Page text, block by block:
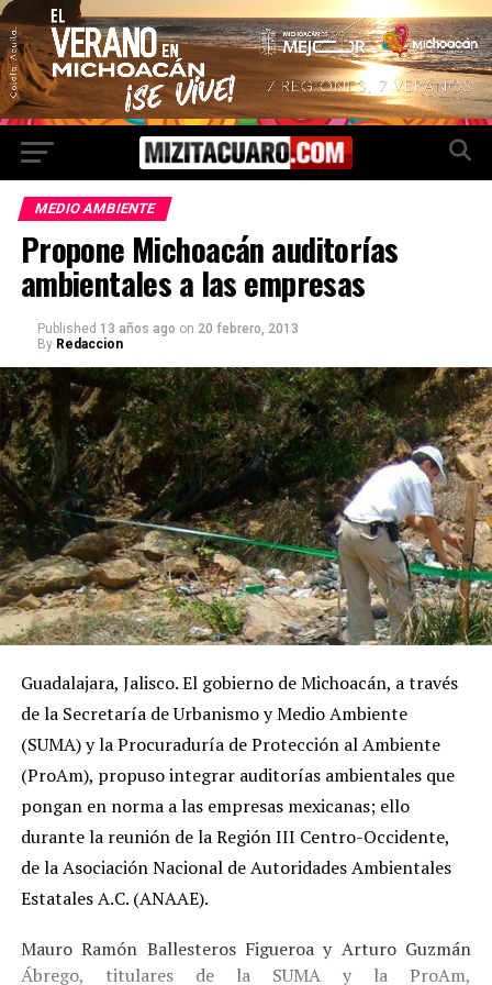
MEDIO AMBIENTE
Propone Michoacán auditorías
ambientales a las empresas
Published 13 años ago on 20 febrero, 2013
By Redaccion
Guadalajara, Jalisco. El gobierno de Michoacán, a través
de la Secretaría de Urbanismo y Medio Ambiente
(SUMA) y la Procuraduría de Protección al Ambiente
(ProAm), propuso integrar auditorías ambientales que
pongan en norma a las empresas mexicanas; ello
durante la reunión de la Región III Centro-Occidente,
de la Asociación Nacional de Autoridades Ambientales
Estatales A.C. (ANAAE).
Mauro Ramón Ballesteros Figueroa y Arturo Guzmán
Ábrego, titulares de la SUMA y la ProAm,